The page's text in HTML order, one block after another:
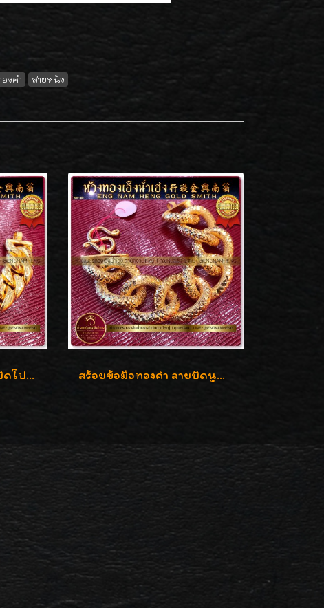
งคำ สายหนัง
สร้อยข้อมือทองคำ ลายบิดโปร่งแกะลาย ทองคำ 96.5% น้ำหนัก 5 บาท สวยค่ะ สร้อยข้อมือทองคำ ลายบิดนูนแกะลาย ทองคำ 96.5% น้ำหนัก 5 บาท สวยค่ะ